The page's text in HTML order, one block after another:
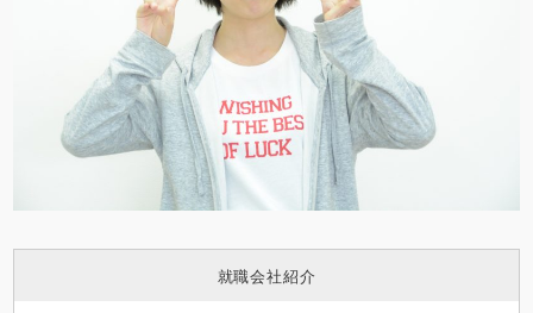
就職会社紹介